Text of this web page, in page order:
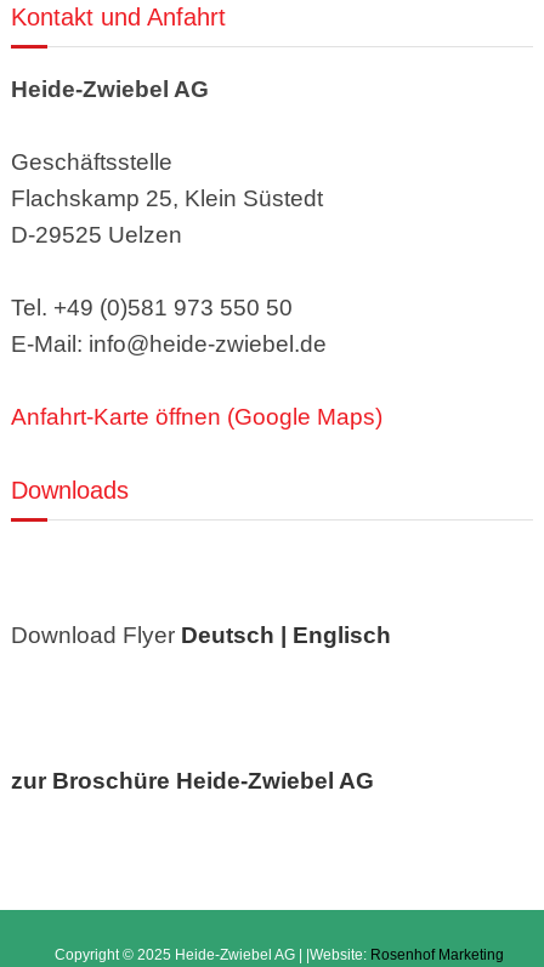
Kontakt und Anfahrt
Heide-Zwiebel AG
Geschäftsstelle
Flachskamp 25, Klein Süstedt
D-29525 Uelzen
Tel. +49 (0)581 973 550 50
E-Mail: info@heide-zwiebel.de
Anfahrt-Karte öffnen (Google Maps)
Downloads
Download FlyerDeutsch | Englisch
zur Broschüre Heide-Zwiebel AG
Copyright © 2025 Heide-Zwiebel AG | |Website: Rosenhof Marketing